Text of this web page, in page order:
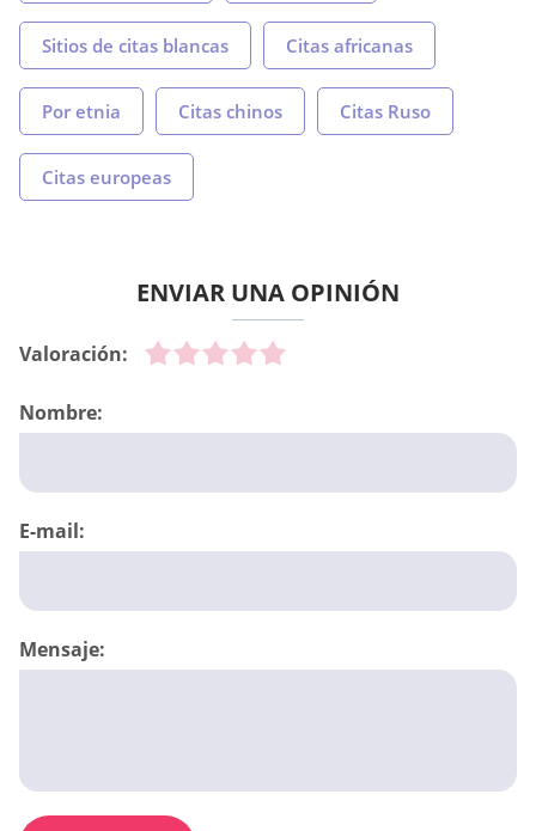
Sitios de citas blancas Citas africanas
Por etnia Citas chinos Citas Ruso
Citas europeas
ENVIAR UNA OPINIÓN
Valoración:
Nombre:
E-mail:
Mensaje: